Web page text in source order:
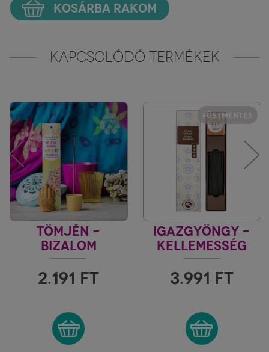
KOSÁRBA RAKOM
KAPCSOLÓDÓ TERMÉKEK
TÖMJÉN -
BIZALOM
INDIA VILÁGA
2.191 FT
FÜSTMENTES
IGAZGYÖNGY -
KELLEMESSÉG
FÜSTMENTES
KARIN
3.991 FT